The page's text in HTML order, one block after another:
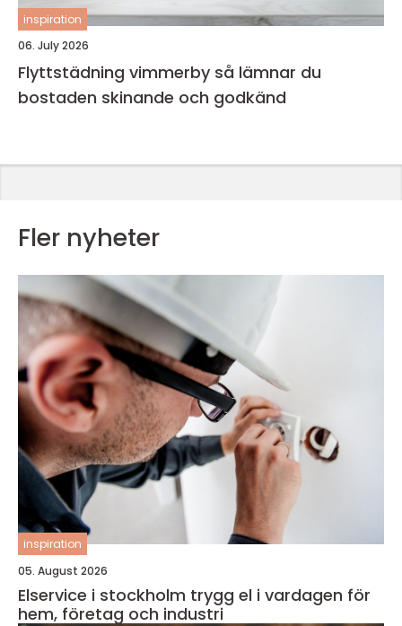
inspiration
06. July 2026
Flyttstädning vimmerby så lämnar du
bostaden skinande och godkänd
Fler nyheter
inspiration
05. August 2026
Elservice i stockholm trygg el i vardagen för
hem, företag och industri